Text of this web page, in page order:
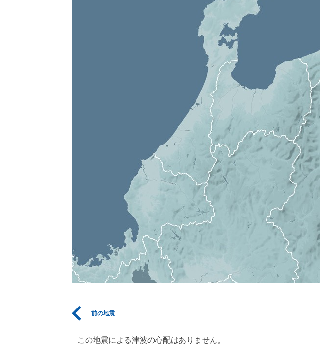
前の地震
この地震による津波の心配はありません。